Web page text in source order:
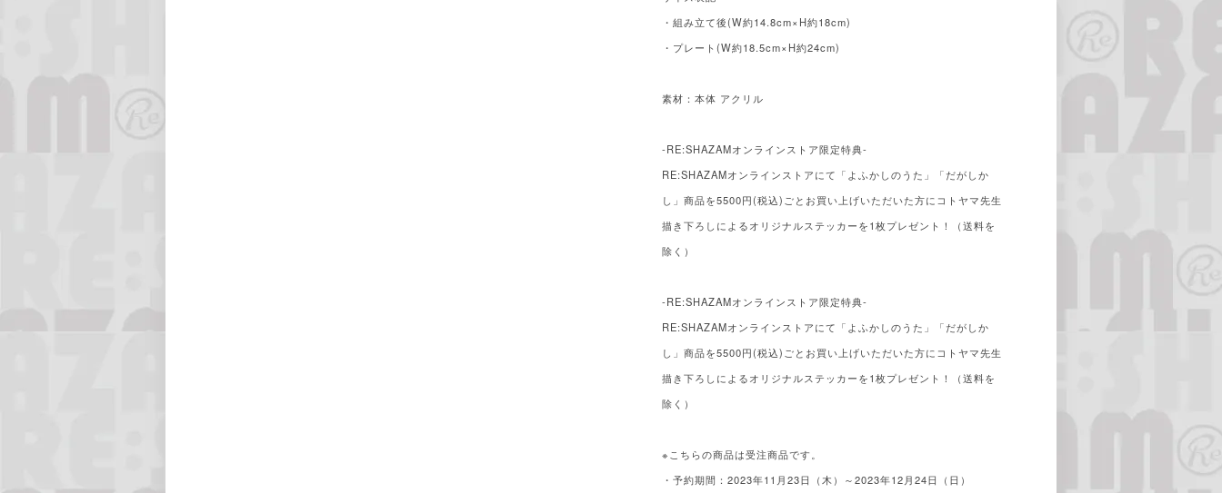
・組み立て後(W約14.8cm×H約18cm)
・プレート(W約18.5cm×H約24cm)
素材：本体 アクリル
-RE:SHAZAMオンラインストア限定特典-
RE:SHAZAMオンラインストアにて「よふかしのうた」「だがしか
し」商品を5500円(税込)ごとお買い上げいただいた方にコトヤマ先生
描き下ろしによるオリジナルステッカーを1枚プレゼント！（送料を
除く）
-RE:SHAZAMオンラインストア限定特典-
RE:SHAZAMオンラインストアにて「よふかしのうた」「だがしか
し」商品を5500円(税込)ごとお買い上げいただいた方にコトヤマ先生
描き下ろしによるオリジナルステッカーを1枚プレゼント！（送料を
除く）
※こちらの商品は受注商品です。
・予約期間：2023年11月23日（木）～2023年12月24日（日）